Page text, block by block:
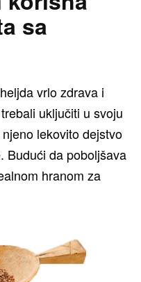
sa
vrlo zdrava i
uključiti u svoju
lekovito dejstvo
Budući da poboljšava
hranom za